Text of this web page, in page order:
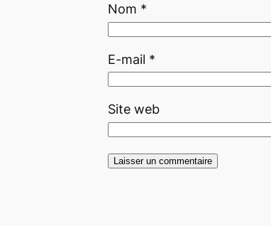
Nom *
E-mail *
Site web